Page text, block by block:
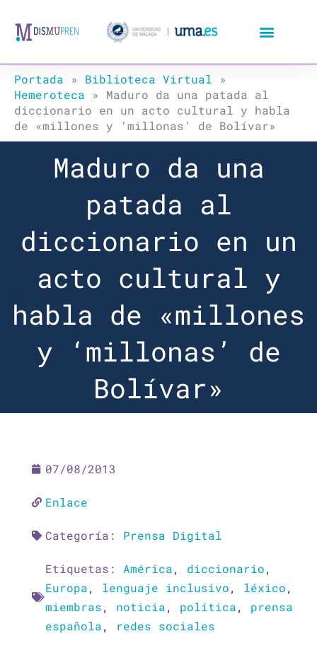
Portada » Biblioteca Virtual »
Hemeroteca » Maduro da una patada al
diccionario en un acto cultural y habla
de «millones y ‘millonas’ de Bolívar»
Maduro da una
patada al
diccionario en un
acto cultural y
habla de «millones
y ‘millonas’ de
Bolívar»
07/08/2013
Enlace
Categoría: Prensa Digital
Etiquetas: América, diccionario,
Europa, lenguaje inclusivo, léxico,
miembras, noticia, política, prensa
española, redes sociales